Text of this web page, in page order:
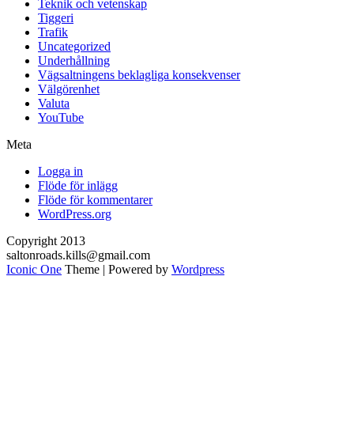
Teknik och vetenskap
Tiggeri
Trafik
Uncategorized
Underhållning
Vägsaltningens beklagliga konsekvenser
Välgörenhet
Valuta
YouTube
Meta
Logga in
Flöde för inlägg
Flöde för kommentarer
WordPress.org
Copyright 2013
saltonroads.kills@gmail.com
Iconic One Theme | Powered by Wordpress